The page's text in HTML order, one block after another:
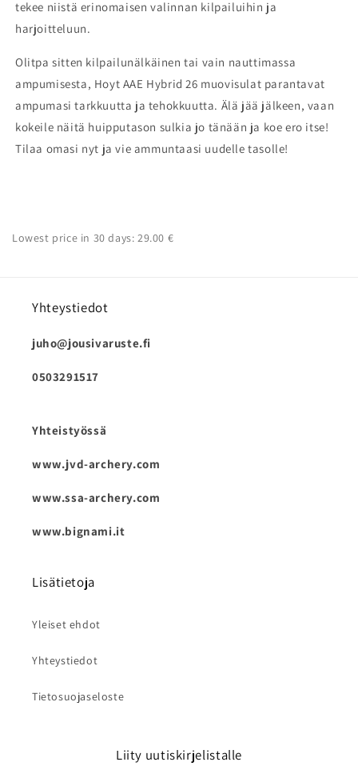
tekee niistä erinomaisen valinnan kilpailuihin ja
harjoitteluun.
Olitpa sitten kilpailunälkäinen tai vain nauttimassa
ampumisesta, Hoyt AAE Hybrid 26 muovisulat parantavat
ampumasi tarkkuutta ja tehokkuutta. Älä jää jälkeen, vaan
kokeile näitä huipputason sulkia jo tänään ja koe ero itse!
Tilaa omasi nyt ja vie ammuntaasi uudelle tasolle!
Lowest price in 30 days: 29.00 €
Yhteystiedot
juho@jousivaruste.fi
0503291517
Yhteistyössä
www.jvd-archery.com
www.ssa-archery.com
www.bignami.it
Lisätietoja
Yleiset ehdot
Yhteystiedot
Tietosuojaseloste
Liity uutiskirjelistalle